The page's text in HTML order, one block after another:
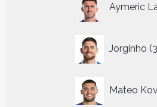
Aymeric
Jorginho
Mateo